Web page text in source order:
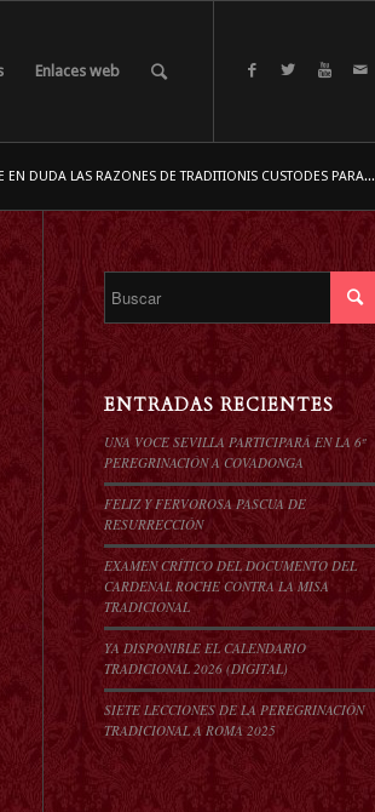
Enlaces web
EN DUDA LAS RAZONES DE TRADITIONIS CUSTODES PARA...
ENTRADAS RECIENTES
UNA VOCE SEVILLA PARTICIPARÁ EN LA 6º
PEREGRINACIÓN A COVADONGA
FELIZ Y FERVOROSA PASCUA DE
RESURRECCIÓN
EXAMEN CRÍTICO DEL DOCUMENTO DEL
CARDENAL ROCHE CONTRA LA MISA
TRADICIONAL
YA DISPONIBLE EL CALENDARIO
TRADICIONAL 2026 (DIGITAL)
SIETE LECCIONES DE LA PEREGRINACIÓN
TRADICIONAL A ROMA 2025